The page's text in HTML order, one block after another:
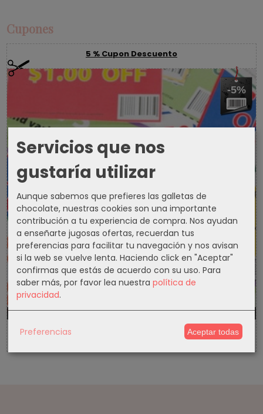
Cupones
5 % Cupon Descuento
-5%
1300d 19h 3m 32s
Servicios que nos
gustaría utilizar
Aunque sabemos que prefieres las galletas de
chocolate, nuestras cookies son una importante
contribución a tu experiencia de compra. Nos ayudan
a enseñarte jugosas ofertas, recuerdan tus
preferencias para facilitar tu navegación y nos avisan
si la web se vuelve lenta. Haciendo click en "Aceptar"
confirmas que estás de acuerdo con su uso. Para
saber más, por favor lea nuestra política de
privacidad.
Preferencias Aceptar todas